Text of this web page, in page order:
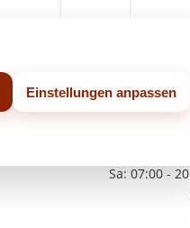
Sa: 07:00 -
Einstellungen anpassen